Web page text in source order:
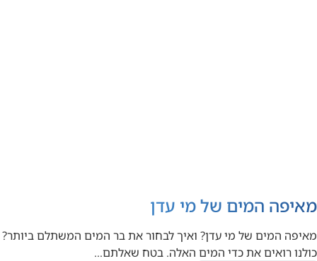
מאיפה המים של מי עדן
מאיפה המים של מי עדן? ואיך לבחור את בר המים המשתלם ביותר?
כולנו רואים את כדי המים האלה. בטח שאלתם…